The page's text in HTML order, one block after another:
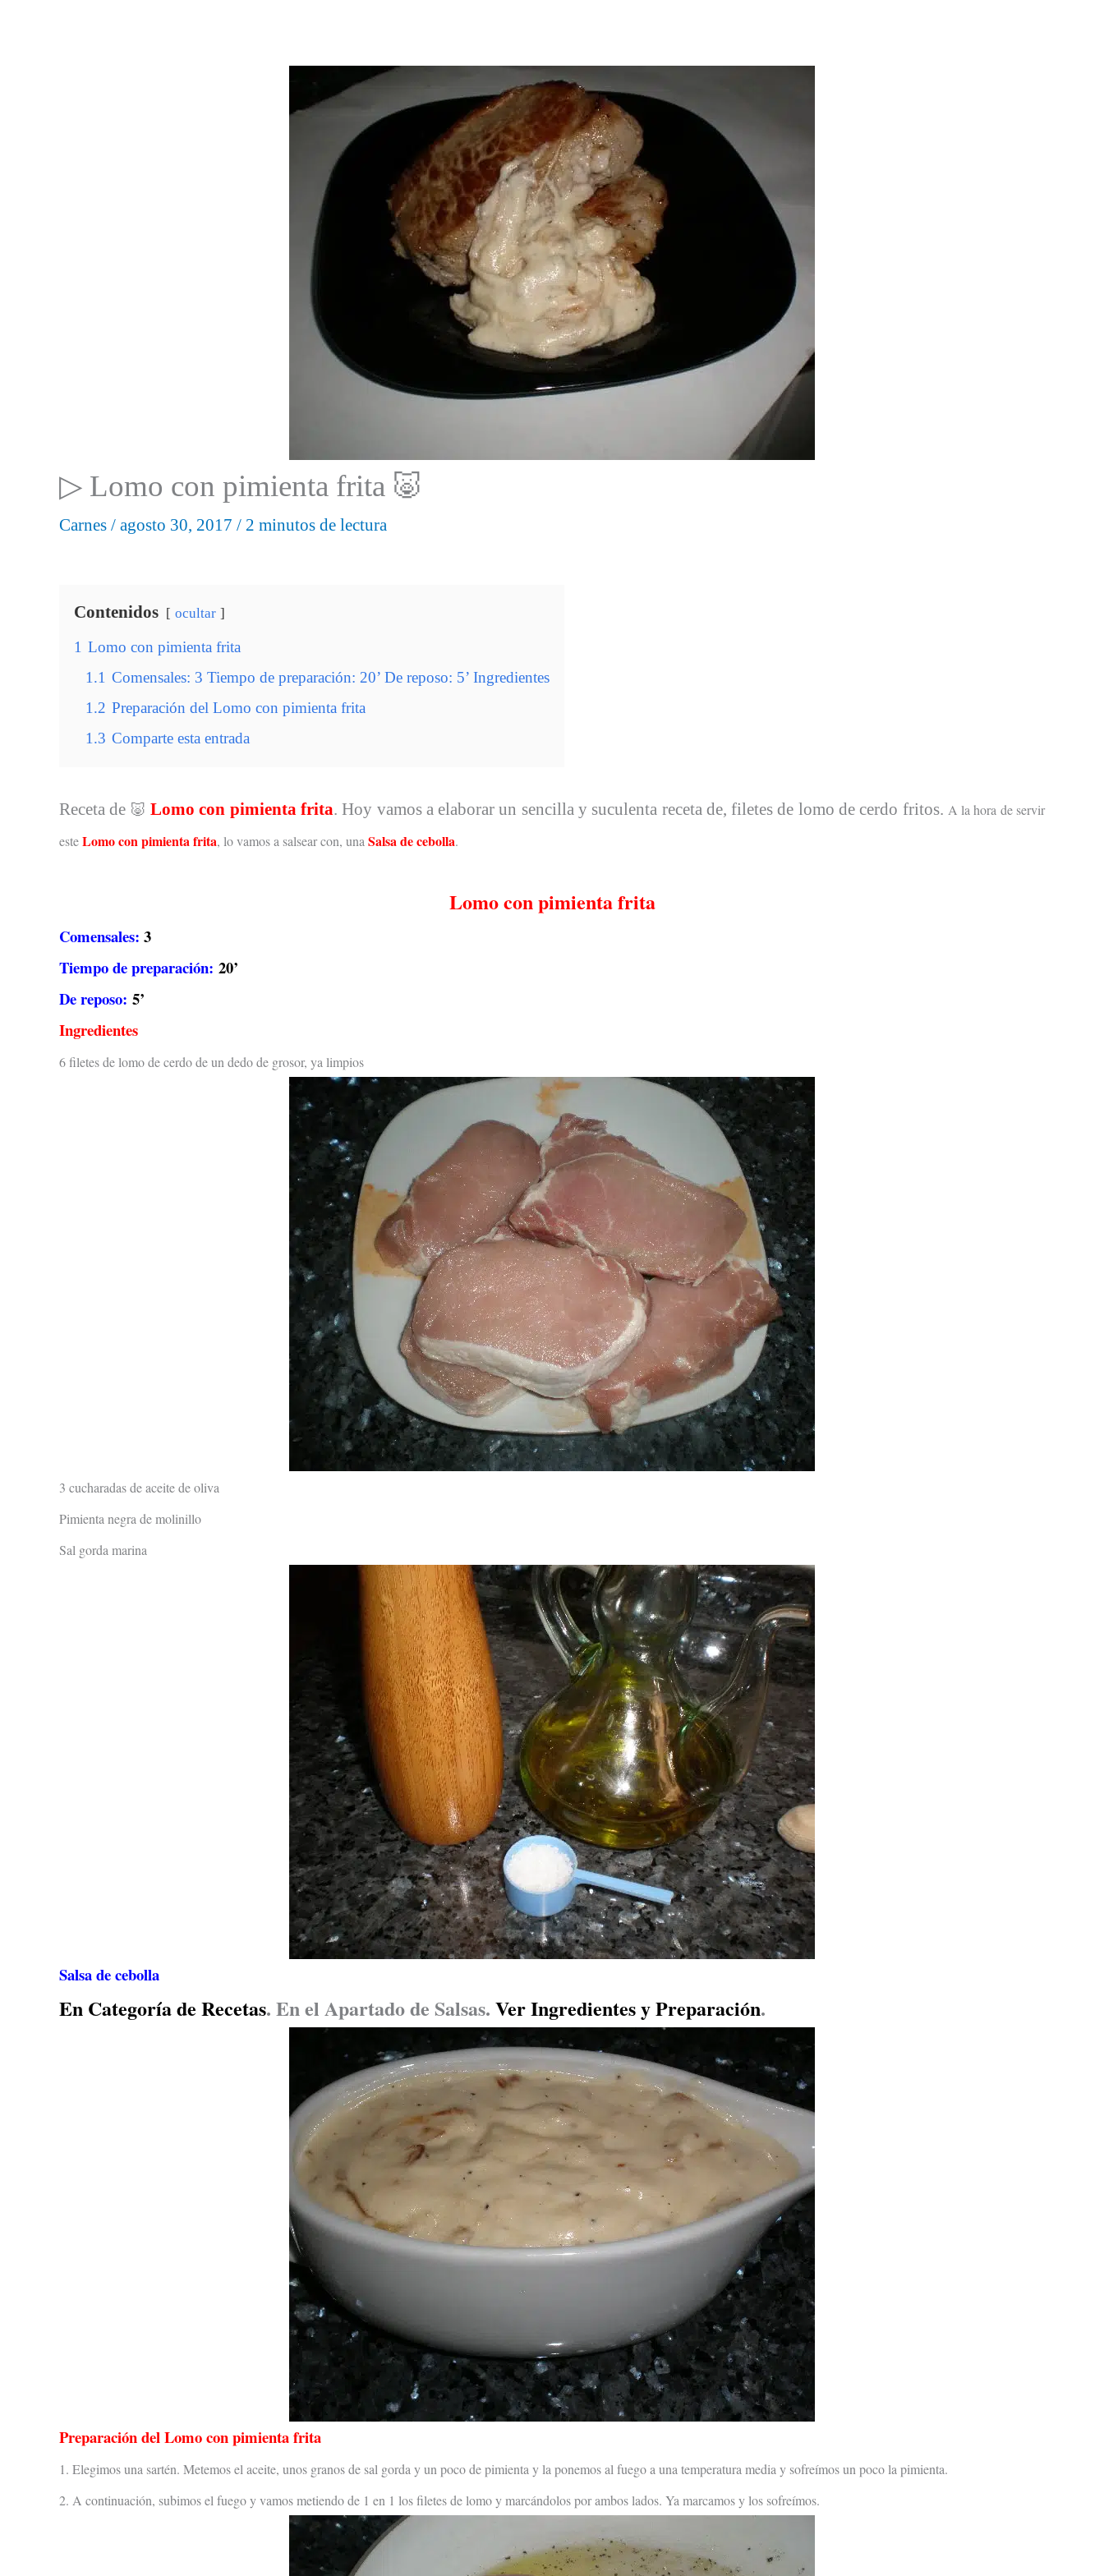
▷ Lomo con pimienta frita 🐷
Carnes / agosto 30, 2017 / 2 minutos de lectura
Contenidos ocultar
1 Lomo con pimienta frita
1.1 Comensales: 3 Tiempo de preparación: 20’ De reposo: 5’ Ingredientes
1.2 Preparación del Lomo con pimienta frita
1.3 Comparte esta entrada
Receta de 🐷 Lomo con pimienta frita. Hoy vamos a elaborar un sencilla y suculenta receta de, filetes de lomo de cerdo fritos. A la hora de servir
esteLomo con pimienta frita, lo vamos a salsear con, una Salsa de cebolla.
Lomo con pimienta frita
Comensales: 3
Tiempo de preparación: 20’
De reposo: 5’
Ingredientes
6 filetes de lomo de cerdo de un dedo de grosor, ya limpios
3 cucharadas de aceite de oliva
Pimienta negra de molinillo
Sal gorda marina
Salsa de cebolla
En Categoría de Recetas. En el Apartado de Salsas. Ver Ingredientes y Preparación.
Preparación del Lomo con pimienta frita
1. Elegimos una sartén. Metemos el aceite, unos granos de sal gorda y un poco de pimienta y la ponemos al fuego a una temperatura media y sofreímos un poco la pimienta.
2. A continuación, subimos el fuego y vamos metiendo de 1 en 1 los filetes de lomo y marcándolos por ambos lados. Ya marcamos y los sofreímos.